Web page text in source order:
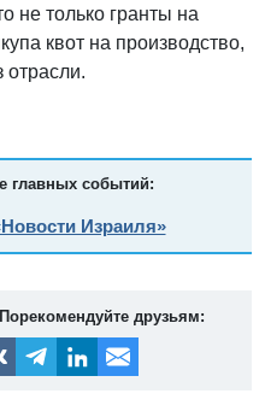
не только гранты на
квот на производство,
главных событий:
Израиля»
друзьям: